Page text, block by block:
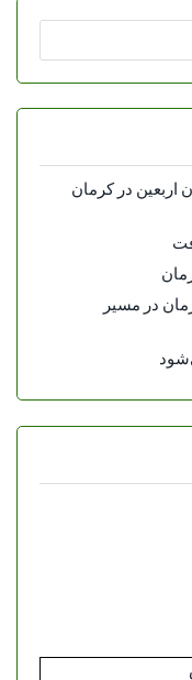
اربعین در کرمان
در مسیر